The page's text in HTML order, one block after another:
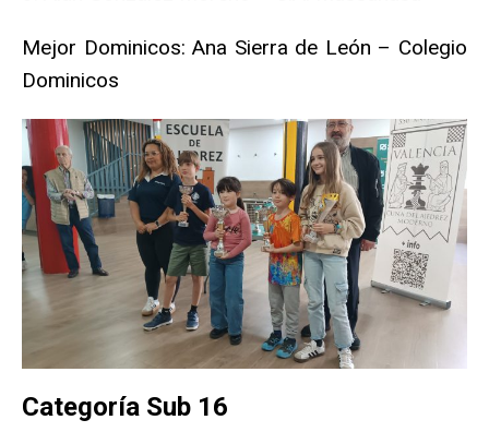
Mejor Dominicos: Ana Sierra de León – Colegio
Dominicos
Categoría Sub 16